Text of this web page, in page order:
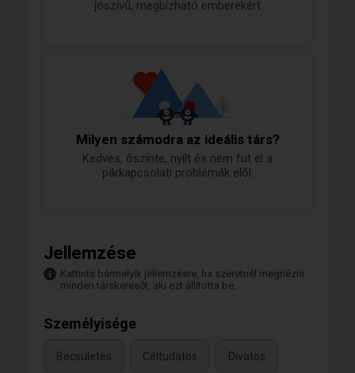
jószívű, megbízható emberekért
Milyen számodra az ideális társ?
Kedves, őszinte, nyílt és nem fut el a
párkapcsolati problémák elől.
Jellemzése
Kattints bármelyik jellemzésre, ha szeretnél megnézni
minden társkeresőt, aki ezt állította be.
Személyisége
Becsületes Céltudatos Divatos